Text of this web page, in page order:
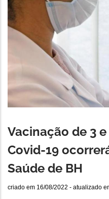
Vacinação de 3
Covid-19
Saúde de BH
criado em 16/08/2022 - atualizado